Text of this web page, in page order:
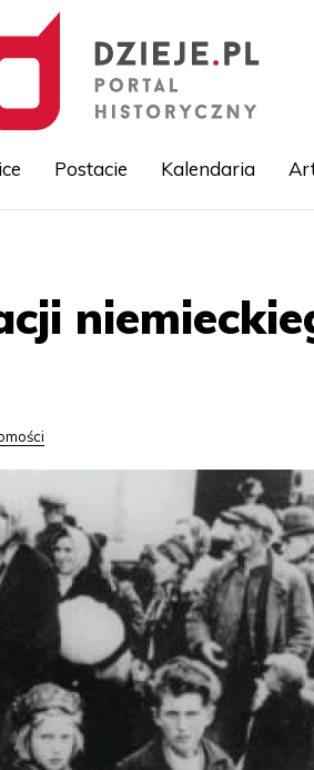
Postacie Kalendaria